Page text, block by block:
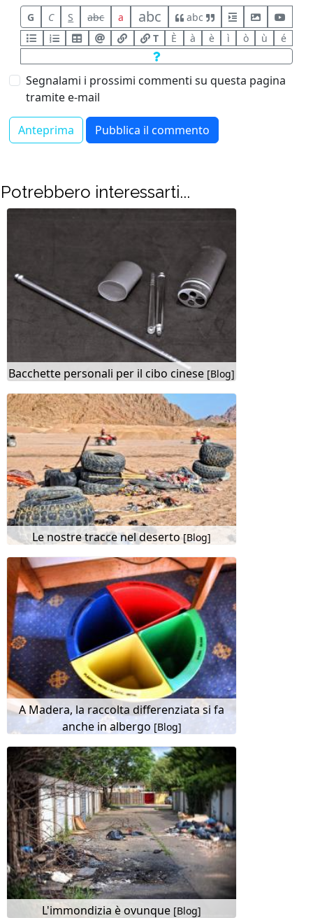
G C S abc a abc
abc
T
È à è ì ò ù é
Segnalami i prossimi commenti su questa pagina
tramite e-mail
Potrebbero interessarti...
Bacchette personali per il cibo cinese [Blog]
Le nostre tracce nel deserto[Blog]
A Madera, la raccolta differenziata si fa
anche in albergo [Blog]
L'immondizia è ovunque [Blog]